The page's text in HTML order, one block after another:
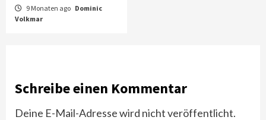
9 Monaten ago Dominic
Volkmar
Schreibe einen Kommentar
Deine E-Mail-Adresse wird nicht veröffentlicht.